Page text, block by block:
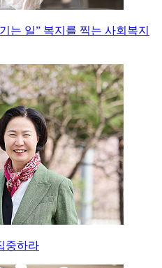
는 일” 복지를 찍는 사회복지
중하라